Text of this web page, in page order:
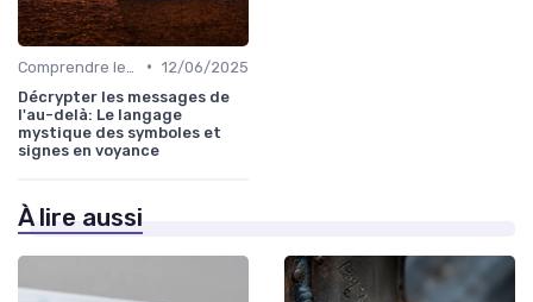
• 12/06/2025
Décrypter les messages de
l'au-delà: Le langage
mystique des symboles et
signes en voyance
À lire aussi